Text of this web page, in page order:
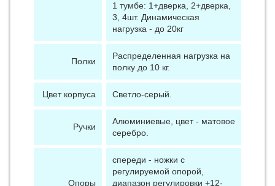
1 тумбе: 1+дверка, 2+дверка,
3, 4шт. Динамическая
нагрузка - до 20кг
Полки
Распределенная нагрузка на
полку до 10 кг.
Цвет корпуса Светло-серый.
Ручки
Алюминиевые, цвет - матовое
серебро.
Опоры
спереди - ножки с
регулируемой опорой,
диапазон регулировки +12-